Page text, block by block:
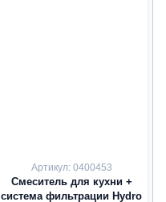
Артикул: 0400453
Смеситель для кухни +
система фильтрации Hydro